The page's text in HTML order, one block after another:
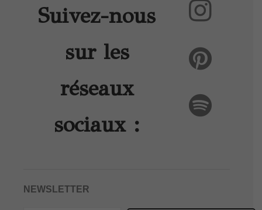
Suivez-nous
sur les
réseaux
sociaux :
NEWSLETTER